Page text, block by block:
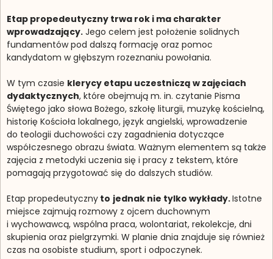
Etap propedeutyczny trwa rok i ma charakter
wprowadzający. Jego celem jest położenie solidnych
fundamentów pod dalszą formację oraz pomoc
kandydatom w głębszym rozeznaniu powołania.
W tym czasie klerycy etapu uczestniczą w zajęciach
dydaktycznych, które obejmują m. in. czytanie Pisma
Świętego jako słowa Bożego, szkołę liturgii, muzykę kościelną,
historię Kościoła lokalnego, język angielski, wprowadzenie
do teologii duchowości czy zagadnienia dotyczące
współczesnego obrazu świata. Ważnym elementem są także
zajęcia z metodyki uczenia się i pracy z tekstem, które
pomagają przygotować się do dalszych studiów.
Etap propedeutyczny to jednak nie tylko wykłady.Istotne
miejsce zajmują rozmowy z ojcem duchownym
i wychowawcą, wspólna praca, wolontariat, rekolekcje, dni
skupienia oraz pielgrzymki. W planie dnia znajduje się również
czas na osobiste studium, sport i odpoczynek.